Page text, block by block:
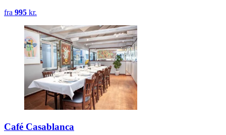
fra 995 kr.
Café Casablanca